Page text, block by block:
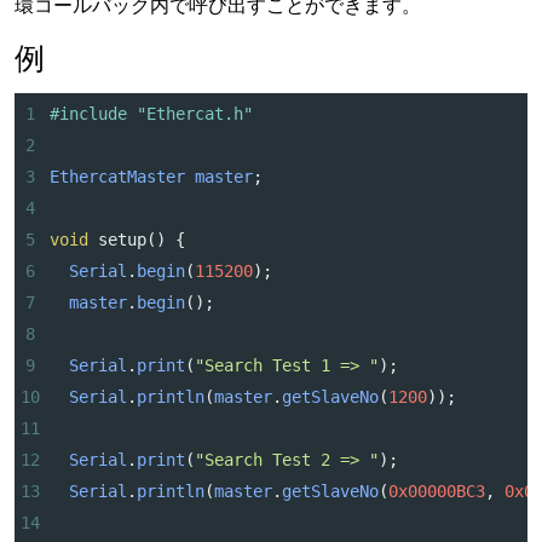
環コールバック内で呼び出すことができます。
例
1
#include "Ethercat.h"
2
3
EthercatMaster master;
4
5
void setup() {
6
Serial . begin(115200);
7
master. begin();
8
9
Serial . print ( "Search Test 1 => " );
10
Serial . println(master. getSlaveNo(1200));
11
12
Serial . print ( "Search Test 2 => " );
13
Serial . println(master. getSlaveNo(0x00000BC3,
14